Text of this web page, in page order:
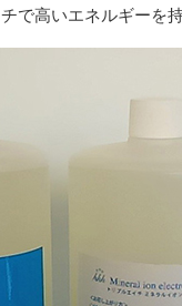
で高いエネルギーを持